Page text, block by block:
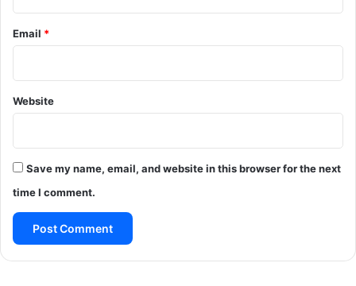
Email *
Website
Save my name, email, and website in this browser for the next
time I comment.